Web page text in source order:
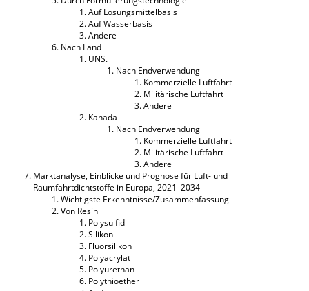
Auf Lösungsmittelbasis
Auf Wasserbasis
Andere
Nach Land
UNS.
Nach Endverwendung
Kommerzielle Luftfahrt
Militärische Luftfahrt
Andere
Kanada
Nach Endverwendung
Kommerzielle Luftfahrt
Militärische Luftfahrt
Andere
Marktanalyse, Einblicke und Prognose für Luft- und
Raumfahrtdichtstoffe in Europa, 2021–2034
Wichtigste Erkenntnisse/Zusammenfassung
Von Resin
Polysulfid
Silikon
Fluorsilikon
Polyacrylat
Polyurethan
Polythioether